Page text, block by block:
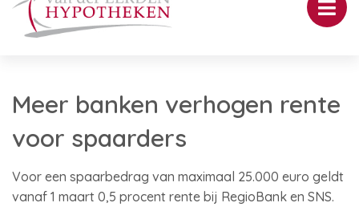
Meer banken verhogen rente
voor spaarders
Voor een spaarbedrag van maximaal 25.000 euro geldt
vanaf 1 maart 0,5 procent rente bij RegioBank en SNS.